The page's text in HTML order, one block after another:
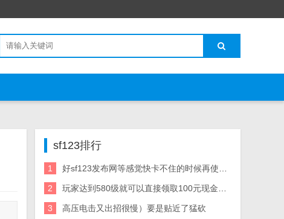
sf123排行
1 好sf123发布网等感觉快卡不住的时候再使用W技能可以大大提高击杀成功率）
2 玩家达到580级就可以直接领取100元现金红包
3 高压电击又出招很慢）要是贴近了猛砍